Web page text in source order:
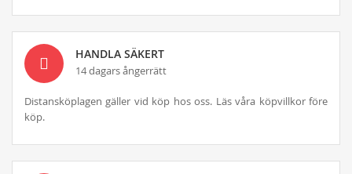
HANDLA SÄKERT
14 dagars ångerrätt
Distansköplagen gäller vid köp hos oss. Läs våra köpvillkor före
köp.